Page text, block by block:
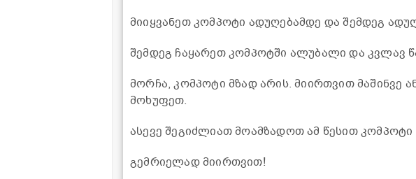
მიიყვანეთ კომპოტი ადუღებამდე და შემდეგ
შემდეგ ჩაყარეთ კომპოტში ალუბალი და კვლავ
მორჩა, კომპოტი მზად არის. მიირთვით მაშინვე
მოხუფეთ.
ასევე შეგიძლიათ მოამზადოთ ამ წესით
გემრიელად მიირთვით!